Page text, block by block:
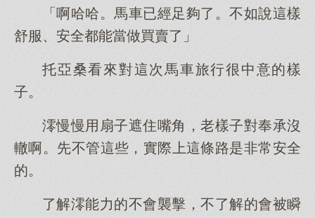
「啊哈哈。馬車已經足夠了。不如說這樣
舒服、安全都能當做買賣了」
托亞桑看來對這次馬車旅行很中意的樣
子。
澪慢慢用扇子遮住嘴角，老樣子對奉承沒
轍啊。先不管這些，實際上這條路是非常安全
的。
了解澪能力的不會襲擊，不了解的會被瞬